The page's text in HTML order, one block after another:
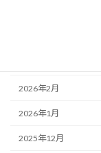
2026年2月
2026年1月
2025年12月